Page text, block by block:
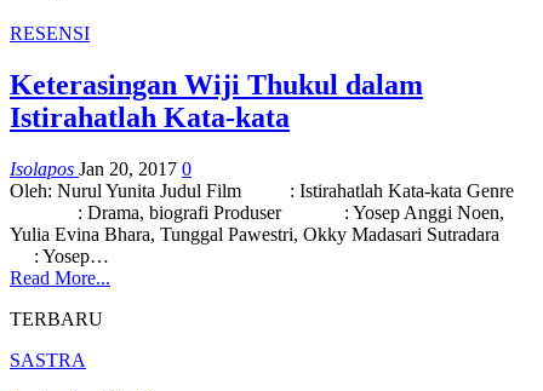
RESENSI
Keterasingan Wiji Thukul dalam
Istirahatlah Kata-kata
Isolapos Jan 20, 2017 0
Oleh: Nurul Yunita Judul Film : Istirahatlah Kata-kata Genre
: Drama, biografi Produser : Yosep Anggi Noen,
Yulia Evina Bhara, Tunggal Pawestri, Okky Madasari Sutradara
: Yosep…
Read More...
TERBARU
SASTRA